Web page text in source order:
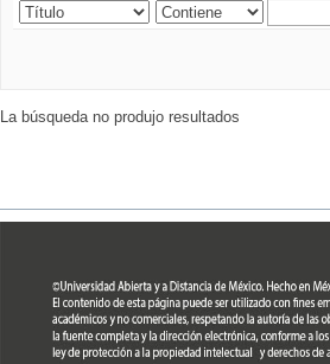
La búsqueda no produjo resultados